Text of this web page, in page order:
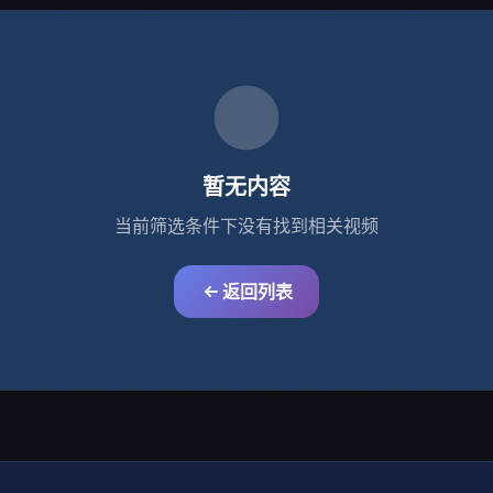
暂无内容
当前筛选条件下没有找到相关视频
返回列表